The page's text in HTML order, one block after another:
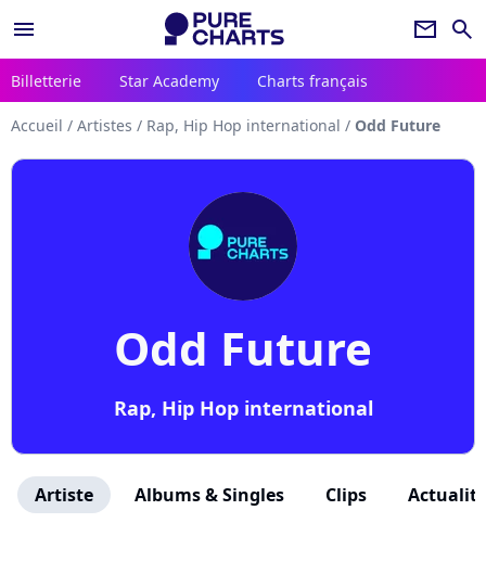
menu newsletter search
Billetterie Star Academy Charts français
Accueil / Artistes / Rap, Hip Hop international / Odd Future
Odd Future
Rap, Hip Hop international
Artiste Albums & Singles Clips